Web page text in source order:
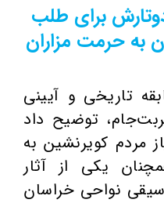
برای طلب
به حرمت مزاران
تاریخی و آیینی
توضیح داد
مردم کویرنشین به
یکی از آثار
نواحی خراسان